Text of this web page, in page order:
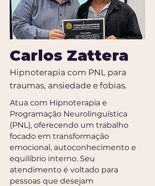
Carlos Zattera
Hipnoterapia com PNL para
traumas, ansiedade e fobias.
Atua com Hipnoterapia e
Programação Neurolinguística
(PNL), oferecendo um trabalho
focado em transformação
emocional, autoconhecimento e
equilíbrio interno. Seu
atendimento é voltado para
pessoas que desejam